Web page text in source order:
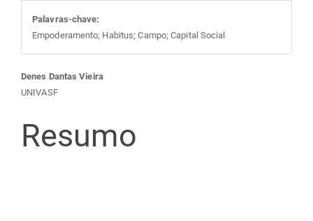
Palavras-chave:
Empoderamento; Habitus; Campo; Capital Social
Conteúdo
do
artigo
Denes Dantas Vieira
UNIVASF
Resumo